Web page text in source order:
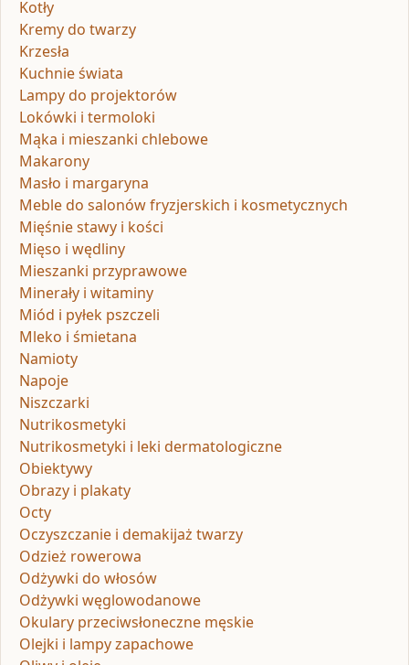
Kotły
Kremy do twarzy
Krzesła
Kuchnie świata
Lampy do projektorów
Lokówki i termoloki
Mąka i mieszanki chlebowe
Makarony
Masło i margaryna
Meble do salonów fryzjerskich i kosmetycznych
Mięśnie stawy i kości
Mięso i wędliny
Mieszanki przyprawowe
Minerały i witaminy
Miód i pyłek pszczeli
Mleko i śmietana
Namioty
Napoje
Niszczarki
Nutrikosmetyki
Nutrikosmetyki i leki dermatologiczne
Obiektywy
Obrazy i plakaty
Octy
Oczyszczanie i demakijaż twarzy
Odzież rowerowa
Odżywki do włosów
Odżywki węglowodanowe
Okulary przeciwsłoneczne męskie
Olejki i lampy zapachowe